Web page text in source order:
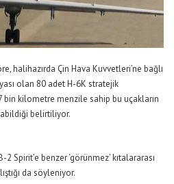
halihazırda Çin Hava Kuvvetleri’ne bağlı
olan 80 adet H-6K stratejik
bin kilometre menzile sahip bu uçakların
belirtiliyor.
2 Spirit’e benzer ‘görünmez’ kıtalararası
da söyleniyor.